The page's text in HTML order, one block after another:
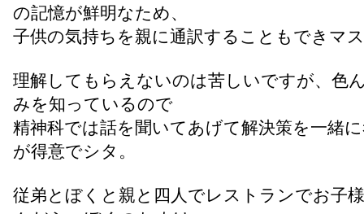
の記憶が鮮明なため、
子供の気持ちを親に通訳することもできマ
理解してもらえないのは苦しいですが、色
みを知っているので
精神科では話を聞いてあげて解決策を一緒
が得意でシタ。
従弟とぼくと親と四人でレストランでお子